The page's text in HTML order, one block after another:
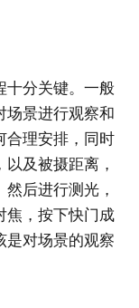
十分关键。一般
场景进行观察和
合理安排，同时
及被摄距离，
后进行测光，
焦，按下快门成
是对场景的观察